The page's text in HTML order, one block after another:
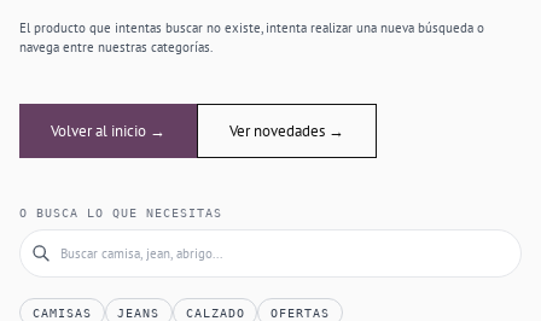
El producto que intentas buscar no existe, intenta realizar una nueva búsqueda o
navega entre nuestras categorías.
Volver al inicio → Ver novedades →
O BUSCA LO QUE NECESITAS
CAMISAS JEANS CALZADO OFERTAS